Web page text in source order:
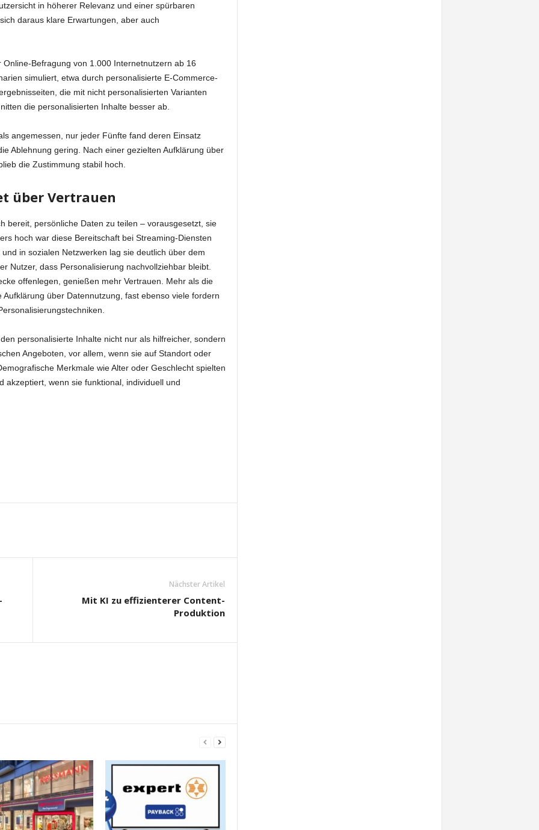
in höherer Relevanz und einer spürbaren
daraus klare Erwartungen, aber auch
Befragung von 1.000 Internetnutzern ab 16
simuliert, etwa durch personalisierte E-Commerce-
die mit nicht personalisierten Varianten
die personalisierten Inhalte besser ab.
angemessen, nur jeder Fünfte fand deren Einsatz
Ablehnung gering. Nach einer gezielten Aufklärung über
die Zustimmung stabil hoch.
über Vertrauen
bereit, persönliche Daten zu teilen – vorausgesetzt, sie
hoch war diese Bereitschaft bei Streaming-Diensten
in sozialen Netzwerken lag sie deutlich über dem
Nutzer, dass Personalisierung nachvollziehbar bleibt.
offenlegen, genießen mehr Vertrauen. Mehr als die
über Datennutzung, fast ebenso viele fordern
personalisierte Inhalte nicht nur als hilfreicher, sondern
Angeboten, vor allem, wenn sie auf Standort oder
Merkmale wie Alter oder Geschlecht spielten
akzeptiert, wenn sie funktional, individuell und
Nächster Artikel
Mit KI zu effizienterer Content-
Produktion